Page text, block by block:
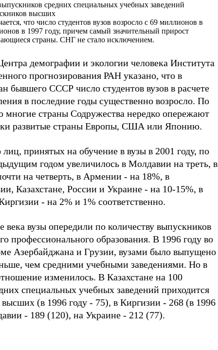
средних специальных учебных заведений
высших
что число студентов вузов возросло с 69 миллионов в
в 1997 году, причем самый значительный прирост
страны. СНГ не стало исключением.
демографии и экологии человека Института
прогнозирования РАН указано, что в
бывшего СССР число студентов вузов в расчете
в последние годы существенно возросло. По
многие страны Содружества нередко опережают
развитые страны Европы, США или Японию.
принятых на обучение в вузы в 2001 году, по
годом увеличилось в Молдавии на треть, в
на четверть, в Армении - на 18%, в
Казахстане, России и Украине - на 10-15%, в
- на 2% и 1% соответственно.
века вузы опередили по количеству выпускников
профессионального образования. В 1996 году во
Азербайджана и Грузии, вузами было выпущено
чем средними учебными заведениями. Но в
изменилось. В Казахстане на 100
специальных учебных заведений приходится
(в 1996 году - 75), в Киргизии - 268 (в 1996
- 189 (120), на Украине - 212 (77).